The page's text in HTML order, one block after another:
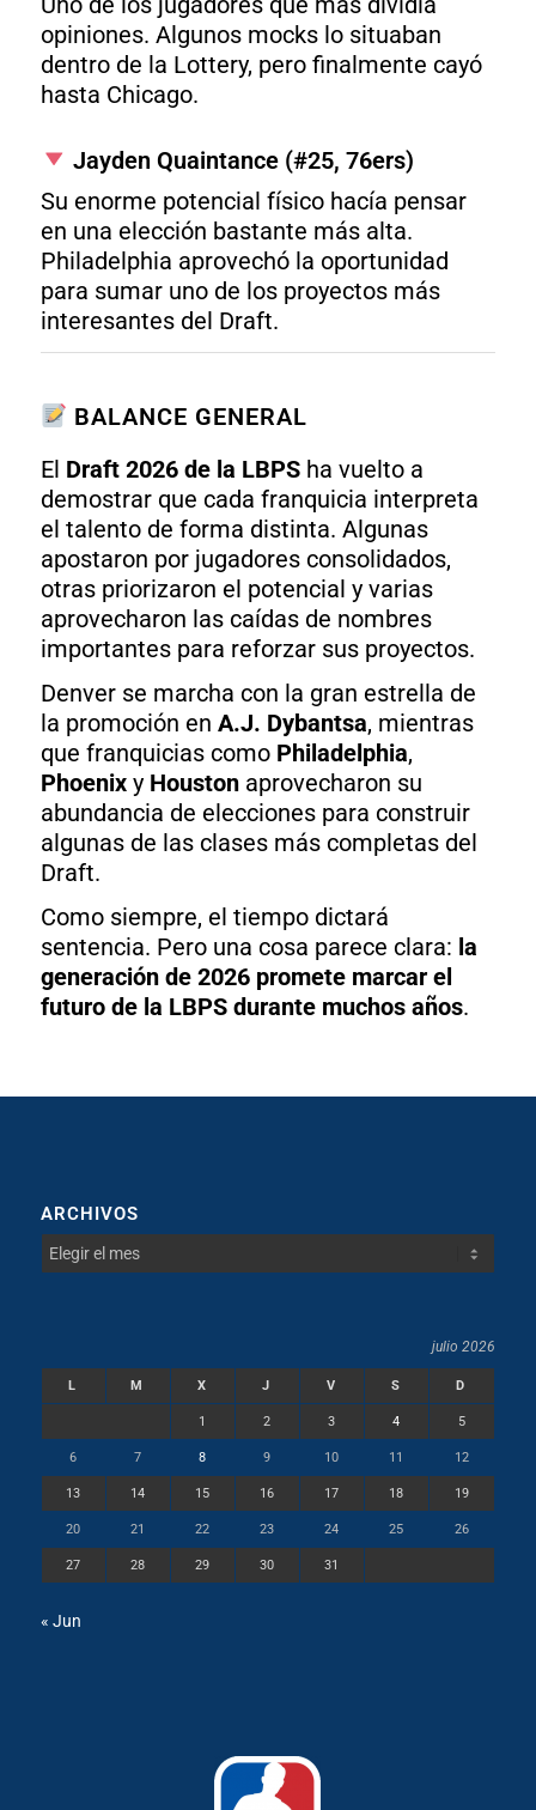
opiniones. Algunos mocks lo situaban
dentro de la Lottery, pero finalmente cayó
hasta Chicago.
Jayden Quaintance (#25, 76ers)
Su enorme potencial físico hacía pensar
en una elección bastante más alta.
Philadelphia aprovechó la oportunidad
para sumar uno de los proyectos más
interesantes del Draft.
BALANCE GENERAL
El Draft 2026 de la LBPSha vuelto a
demostrar que cada franquicia interpreta
el talento de forma distinta. Algunas
apostaron por jugadores consolidados,
otras priorizaron el potencial y varias
aprovecharon las caídas de nombres
importantes para reforzar sus proyectos.
Denver se marcha con la gran estrella de
la promoción en A.J. Dybantsa, mientras
que franquicias como Philadelphia,
Phoenixy Houstonaprovecharon su
abundancia de elecciones para construir
algunas de las clases más completas del
Draft.
Como siempre, el tiempo dictará
sentencia. Pero una cosa parece clara: la
generación de 2026 promete marcar el
futuro de la LBPS durante muchos años.
ARCHIVOS
julio 2026
L M X J V S D
1 2 3 4 5
6 7 8 9 10 11 12
13 14 15 16 17 18 19
20 21 22 23 24 25 26
27 28 29 30 31
« Jun